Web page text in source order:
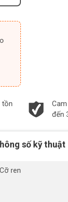
tồn
đến
số kỹ thuật
Cỡ ren